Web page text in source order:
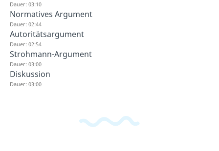
Dauer: 03:10
Normatives Argument
Dauer: 02:44
Autoritätsargument
Dauer: 02:54
Strohmann-Argument
Dauer: 03:00
Diskussion
Dauer: 03:00